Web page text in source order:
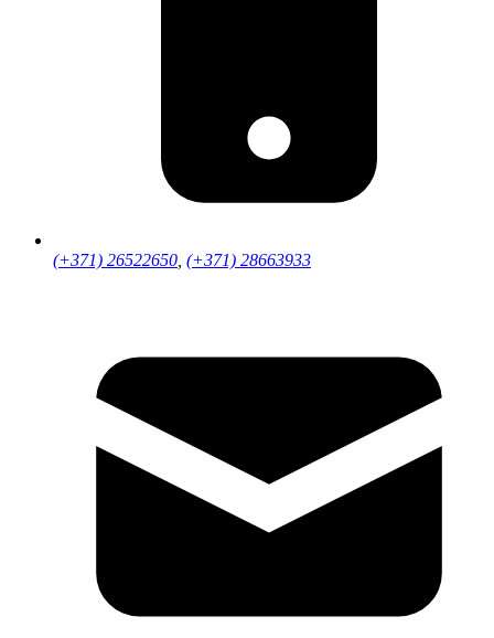
(+371) 26522650, (+371) 28663933